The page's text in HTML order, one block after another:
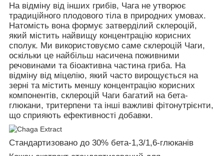
На відміну від інших грибів, Чага не утворює
традиційного плодового тіла в природних умовах.
Натомість вона формує затверділий склероцій,
який містить найвищу концентрацію корисних
сполук. Ми використовуємо саме склероцій Чаги,
оскільки це найбільш насичена поживними
речовинами та біоактивна частина гриба. На
відміну від міцелію, який часто вирощується на
зерні та містить меншу концентрацію корисних
компонентів, склероцій Чаги багатий на бета-
глюкани, тритерпени та інші важливі фітонутрієнти,
що сприяють ефективності добавки.
Стандартизовано до 30% бета-1,3/1,6-глюканів